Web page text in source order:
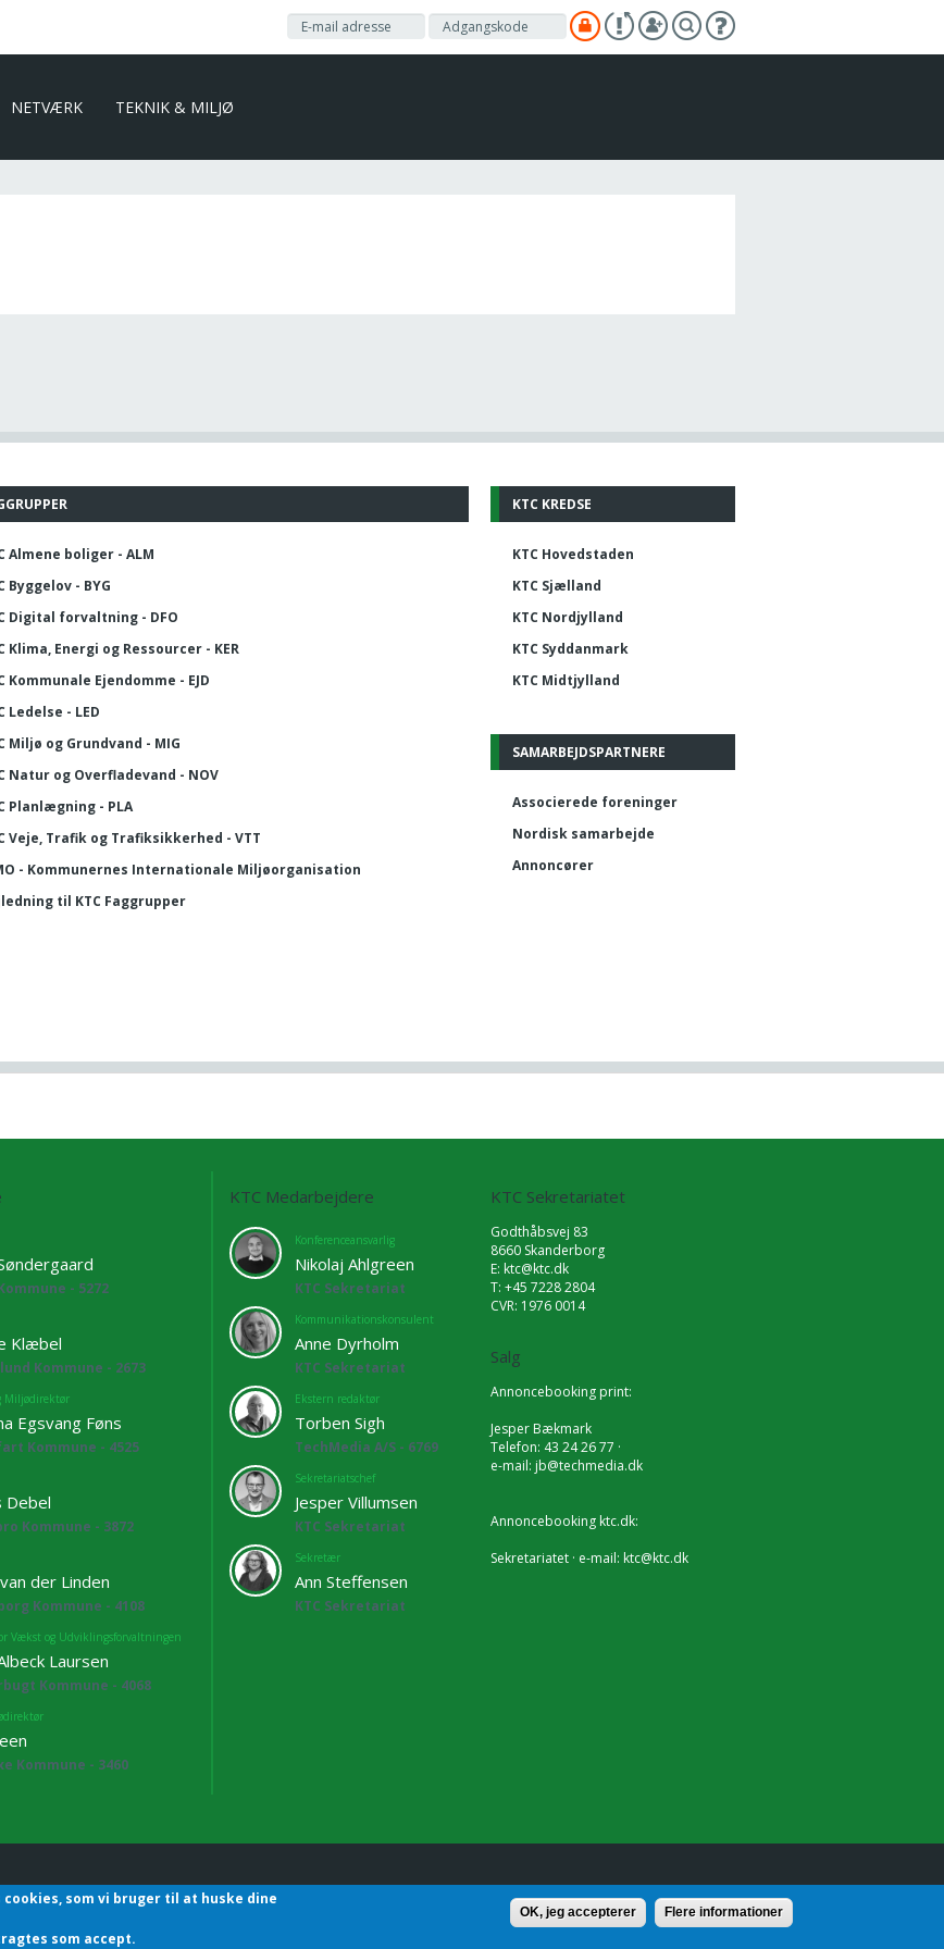
NETVÆRK TEKNIK & MILJØ
KTC KREDSE
KTC Hovedstaden
KTC Sjælland
KTC Nordjylland
KTC Syddanmark
KTC Midtjylland
SAMARBEJDSPARTNERE
Associerede foreninger
Nordisk samarbejde
Annoncører
Almene boliger - ALM
Byggelov - BYG
Digital forvaltning - DFO
Klima, Energi og Ressourcer - KER
Kommunale Ejendomme - EJD
Ledelse - LED
Miljø og Grundvand - MIG
Natur og Overfladevand - NOV
Planlægning - PLA
Veje, Trafik og Trafiksikkerhed - VTT
- Kommunernes Internationale Miljøorganisation
til KTC Faggrupper
- 5272
Klæbel
Kommune - 2673
Miljødirektør
Egsvang Føns
Kommune - 4525
Debel
Kommune - 3872
der Linden
Kommune - 4108
Vækst og Udviklingsforvaltningen
Laursen
Kommune - 4068
Kommune - 3460
KTC Medarbejdere
Konferenceansvarlig
Nikolaj Ahlgreen
KTC Sekretariat
Kommunikationskonsulent
Anne Dyrholm
KTC Sekretariat
Ekstern redaktør
Torben Sigh
TechMedia A/S - 6769
Sekretariatschef
Jesper Villumsen
KTC Sekretariat
Sekretær
Ann Steffensen
KTC Sekretariat
KTC Sekretariatet
Godthåbsvej 83
8660 Skanderborg
E: ktc@ktc.dk
T: +45 7228 2804
CVR: 1976 0014
Salg
Annoncebooking print:
Jesper Bækmark
Telefon: 43 24 26 77 ·
e-mail: jb@techmedia.dk
Annoncebooking ktc.dk:
Sekretariatet · e-mail: ktc@ktc.dk
| Sekretariatet | Godthåbsvej83 | 8660 Skanderborg | Tlf.: 7228 2804 |Kontakt
som vi bruger til at huske dine
som accept.
OK, jeg accepterer Flere informationer